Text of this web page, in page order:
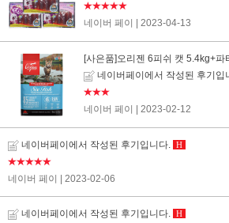
★★★★★
네이버 페이
| 2023-04-13
[사은품]오리젠 6피쉬 캣 5.4kg+파
네이버페이에서 작성된 후기입
★★★
네이버 페이
| 2023-02-12
네이버페이에서 작성된 후기입니다. H
★★★★★
네이버 페이
| 2023-02-06
네이버페이에서 작성된 후기입니다. H